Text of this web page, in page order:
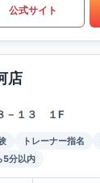
公式サイト
店
－１３ １F
トレーナー指名
5分以内